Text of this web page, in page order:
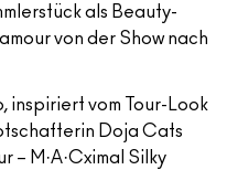
als Beauty-
von der Show nach
inspiriert vom Tour-Look
Doja Cats
– M·A·Cximal Silky